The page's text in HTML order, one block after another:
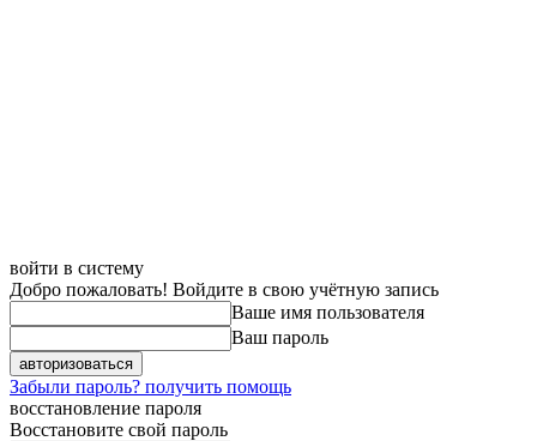
войти в систему
Добро пожаловать! Войдите в свою учётную запись
Ваше имя пользователя
Ваш пароль
Забыли пароль? получить помощь
восстановление пароля
Восстановите свой пароль